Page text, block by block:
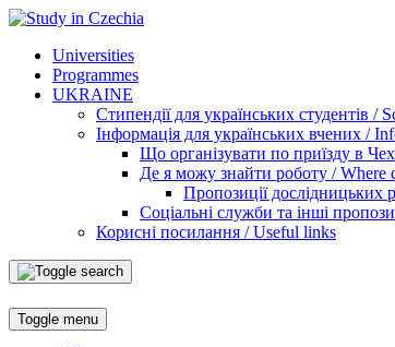
Universities
Programmes
UKRAINE
Стипендії для українських студентів /
Інформація для українських вчених /
Що організувати по приїзду в
Де я можу знайти роботу / Where
Пропозиції дослідницьких
Соціальні служби та інші
Корисні посилання / Useful links
Toggle menu